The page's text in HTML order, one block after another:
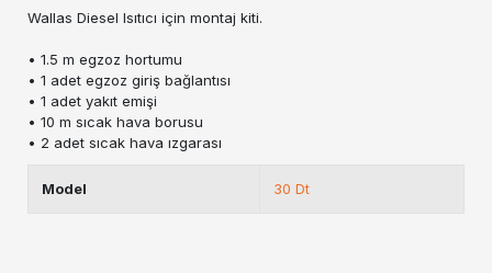
Wallas Diesel Isıtıcı için montaj kiti.
• 1.5 m egzoz hortumu
• 1 adet egzoz giriş bağlantısı
• 1 adet yakıt emişi
• 10 m sıcak hava borusu
• 2 adet sıcak hava ızgarası
Model 30 Dt